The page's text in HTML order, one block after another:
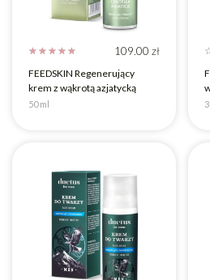
☆ ☆ ☆ ☆ ☆ 109.00 zł
FEEDSKIN Regenerujący
krem z wąkrotą azjatycką
50 ml